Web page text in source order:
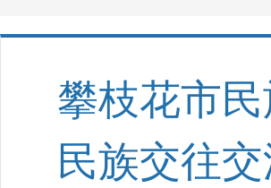
攀枝花市
民族交往